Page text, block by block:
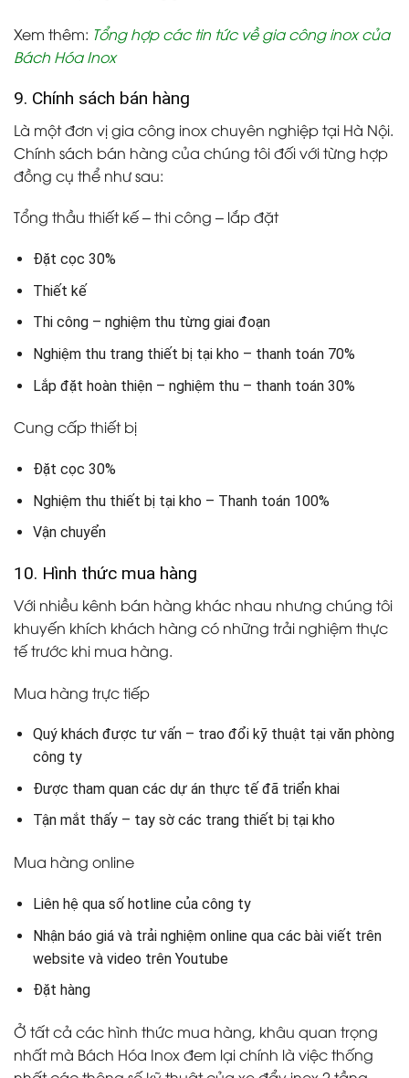
Xem thêm: Tổng hợp các tin tức về gia công inox của
Bách Hóa Inox
9. Chính sách bán hàng
Là một đơn vị gia công inox chuyên nghiệp tại Hà Nội.
Chính sách bán hàng của chúng tôi đối với từng hợp
đồng cụ thể như sau:
Tổng thầu thiết kế – thi công – lắp đặt
Đặt cọc 30%
Thiết kế
Thi công – nghiệm thu từng giai đoạn
Nghiệm thu trang thiết bị tại kho – thanh toán 70%
Lắp đặt hoàn thiện – nghiệm thu – thanh toán 30%
Cung cấp thiết bị
Đặt cọc 30%
Nghiệm thu thiết bị tại kho – Thanh toán 100%
Vận chuyển
10. Hình thức mua hàng
Với nhiều kênh bán hàng khác nhau nhưng chúng tôi
khuyến khích khách hàng có những trải nghiệm thực
tế trước khi mua hàng.
Mua hàng trực tiếp
Quý khách được tư vấn – trao đổi kỹ thuật tại văn phòng
công ty
Được tham quan các dự án thực tế đã triển khai
Tận mắt thấy – tay sờ các trang thiết bị tại kho
Mua hàng online
Liên hệ qua số hotline của công ty
Nhận báo giá và trải nghiệm online qua các bài viết trên
website và video trên Youtube
Đặt hàng
Ở tất cả các hình thức mua hàng, khâu quan trọng
nhất mà Bách Hóa Inox đem lại chính là việc thống